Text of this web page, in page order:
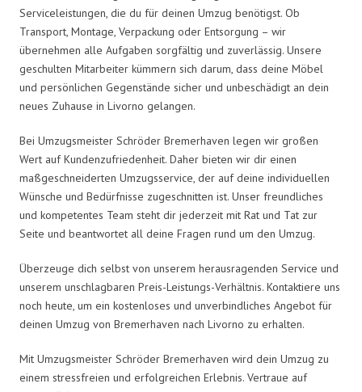
Serviceleistungen, die du für deinen Umzug benötigst. Ob
Transport, Montage, Verpackung oder Entsorgung – wir
übernehmen alle Aufgaben sorgfältig und zuverlässig. Unsere
geschulten Mitarbeiter kümmern sich darum, dass deine Möbel
und persönlichen Gegenstände sicher und unbeschädigt an dein
neues Zuhause in Livorno gelangen.
Bei Umzugsmeister Schröder Bremerhaven legen wir großen
Wert auf Kundenzufriedenheit. Daher bieten wir dir einen
maßgeschneiderten Umzugsservice, der auf deine individuellen
Wünsche und Bedürfnisse zugeschnitten ist. Unser freundliches
und kompetentes Team steht dir jederzeit mit Rat und Tat zur
Seite und beantwortet all deine Fragen rund um den Umzug.
Überzeuge dich selbst von unserem herausragenden Service und
unserem unschlagbaren Preis-Leistungs-Verhältnis. Kontaktiere uns
noch heute, um ein kostenloses und unverbindliches Angebot für
deinen Umzug von Bremerhaven nach Livorno zu erhalten.
Mit Umzugsmeister Schröder Bremerhaven wird dein Umzug zu
einem stressfreien und erfolgreichen Erlebnis. Vertraue auf